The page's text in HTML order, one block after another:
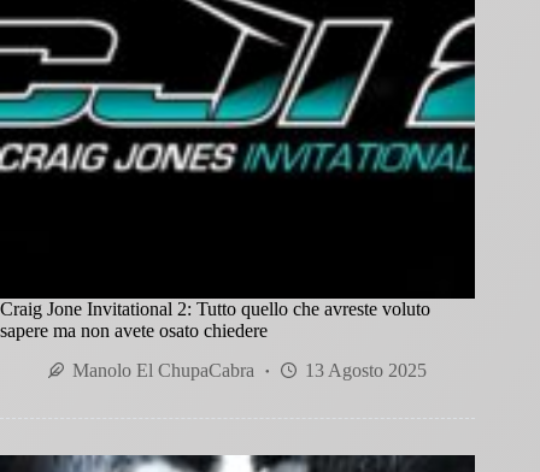
Craig Jone Invitational 2: Tutto quello che avreste voluto
sapere ma non avete osato chiedere
Manolo El ChupaCabra
13 Agosto 2025